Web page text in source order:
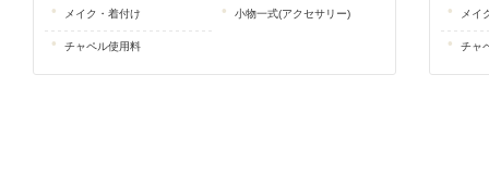
メイク・着付け 小物一式(アクセサリー)
チャペル使用料
メイ
チャ